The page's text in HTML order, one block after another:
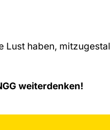
Lust haben,
weiterdenken!